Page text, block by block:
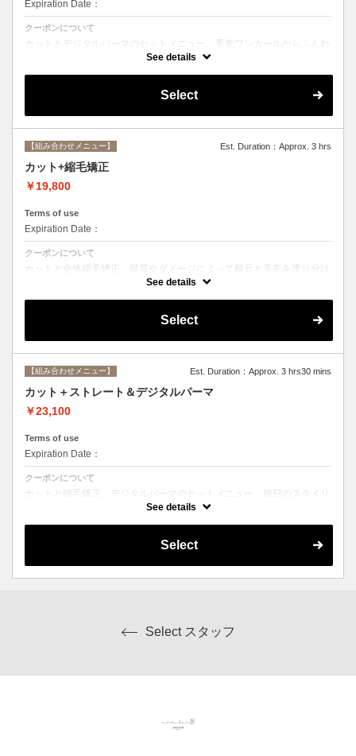
Expiration Date：
クーポンについて
カットとデジタルパーマのセットメニュー。毛先ワンカールからふんわ
りルーズなカールまで大きめしっかりカール♪シャンプー・ブロー込
See details
Select
【組み合わせメニュー】 Est. Duration：Approx. 3 hrs
カット+縮毛矯正
￥19,800
Terms of use
Expiration Date：
クーポンについて
カットと全体縮毛矯正。髪質やダメージによって根元と毛先を塗り分け
ます。シャンプー、ブロー込み。必要に応じて前処理トリートメント無
See details
Select
【組み合わせメニュー】 Est. Duration：Approx. 3 hrs30 mins
カット＋ストレート＆デジタルパーマ
￥23,100
Terms of use
Expiration Date：
クーポンについて
カットと縮毛矯正、デジタルパーマのセットメニュー。毎日のスタイリ
ングを楽にしたい方にオススメ☆ シャンプー、ブロー込み。ロング料
See details
Select
Select スタッフ